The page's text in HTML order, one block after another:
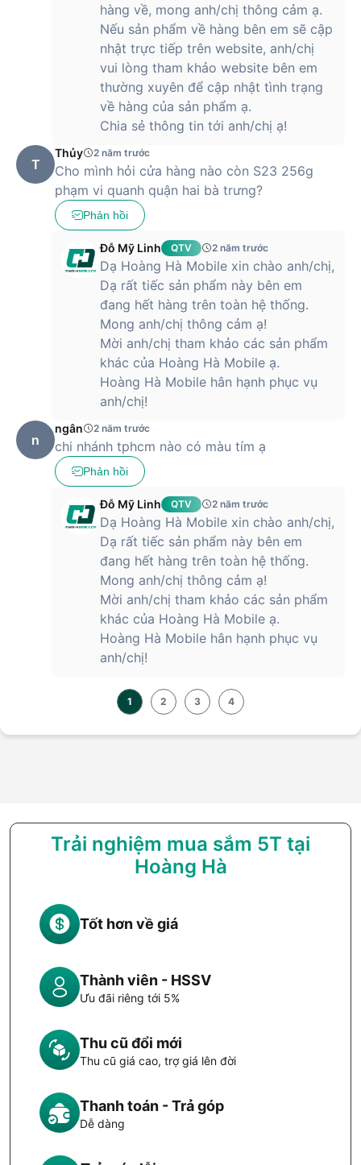
hàng về, mong anh/chị thông cảm ạ.
Nếu sản phẩm về hàng bên em sẽ cập
nhật trực tiếp trên website, anh/chị
vui lòng tham khảo website bên em
thường xuyên để cập nhật tình trạng
về hàng của sản phẩm ạ.
Chia sẻ thông tin tới anh/chị ạ!
T
Thủy 2 năm trước
Cho mình hỏi cửa hàng nào còn S23 256g
phạm vi quanh quận hai bà trưng?
Phản hồi
Đỗ Mỹ Linh QTV 2 năm trước
Dạ Hoàng Hà Mobile xin chào anh/chị,
Dạ rất tiếc sản phẩm này bên em
đang hết hàng trên toàn hệ thống.
Mong anh/chị thông cảm ạ!
Mời anh/chị tham khảo các sản phẩm
khác của Hoàng Hà Mobile ạ.
Hoàng Hà Mobile hân hạnh phục vụ
anh/chị!
n
ngân 2 năm trước
chi nhánh tphcm nào có màu tím ạ
Phản hồi
Đỗ Mỹ Linh QTV 2 năm trước
Dạ Hoàng Hà Mobile xin chào anh/chị,
Dạ rất tiếc sản phẩm này bên em
đang hết hàng trên toàn hệ thống.
Mong anh/chị thông cảm ạ!
Mời anh/chị tham khảo các sản phẩm
khác của Hoàng Hà Mobile ạ.
Hoàng Hà Mobile hân hạnh phục vụ
anh/chị!
1 2 3 4
Trải nghiệm mua sắm 5T tại
Hoàng Hà
Tốt hơn về giá
Thành viên - HSSV
Ưu đãi riêng tới 5%
Thu cũ đổi mới
Thu cũ giá cao, trợ giá lên đời
Thanh toán - Trả góp
Dễ dàng